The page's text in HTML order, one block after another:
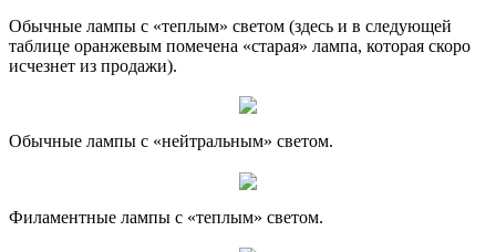
Обычные лампы с «теплым» светом (здесь и в следующей
таблице оранжевым помечена «старая» лампа, которая скоро
исчезнет из продажи).
Обычные лампы с «нейтральным» светом.
Филаментные лампы с «теплым» светом.